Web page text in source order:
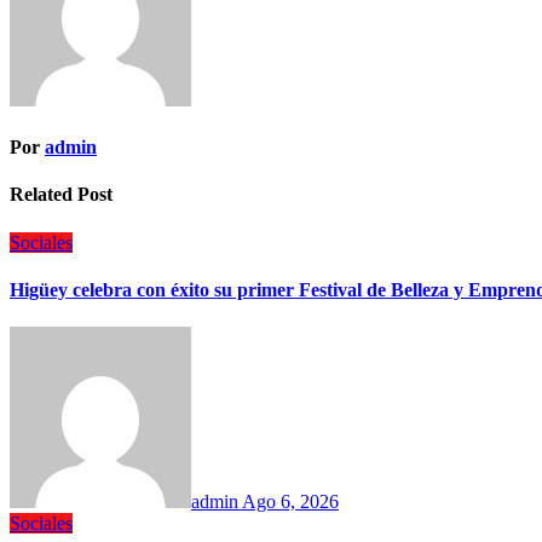
Por admin
Related Post
Sociales
Higüey celebra con éxito su primer Festival de Belleza y
admin Ago 6, 2026
Sociales